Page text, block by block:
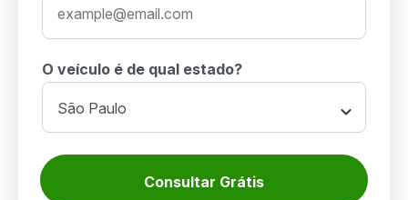
O veículo é de qual estado?
Consultar Grátis